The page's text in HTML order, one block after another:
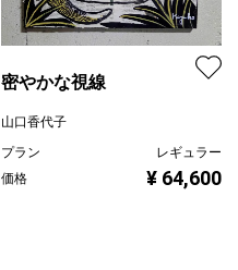
密やかな視線
山口香代子
プラン
レギュラー
価格
¥ 64,600